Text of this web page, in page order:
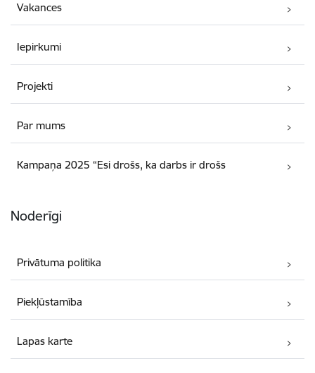
Vakances
Iepirkumi
Projekti
Par mums
Kampaņa 2025 “Esi drošs, ka darbs ir drošs
Noderīgi
Privātuma politika
Piekļūstamība
Lapas karte